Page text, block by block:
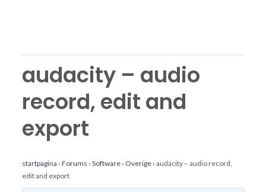
audacity – audio
record, edit and
export
startpagina › Forums › Software › Overige › audacity – audio record,
edit and export